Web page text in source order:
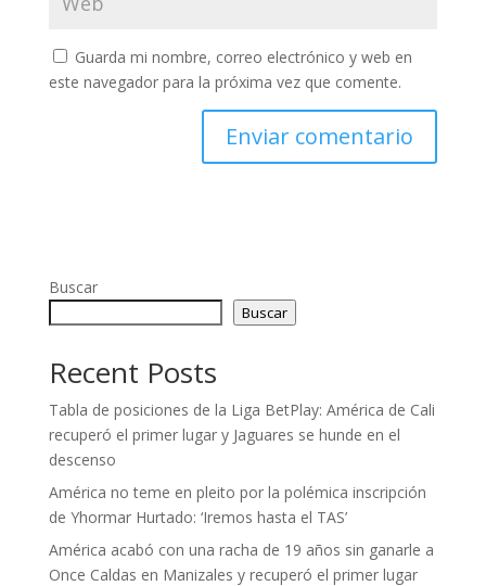
Guarda mi nombre, correo electrónico y web en
este navegador para la próxima vez que comente.
Buscar
Buscar
Recent Posts
Tabla de posiciones de la Liga BetPlay: América de Cali
recuperó el primer lugar y Jaguares se hunde en el
descenso
América no teme en pleito por la polémica inscripción
de Yhormar Hurtado: ‘Iremos hasta el TAS’
América acabó con una racha de 19 años sin ganarle a
Once Caldas en Manizales y recuperó el primer lugar